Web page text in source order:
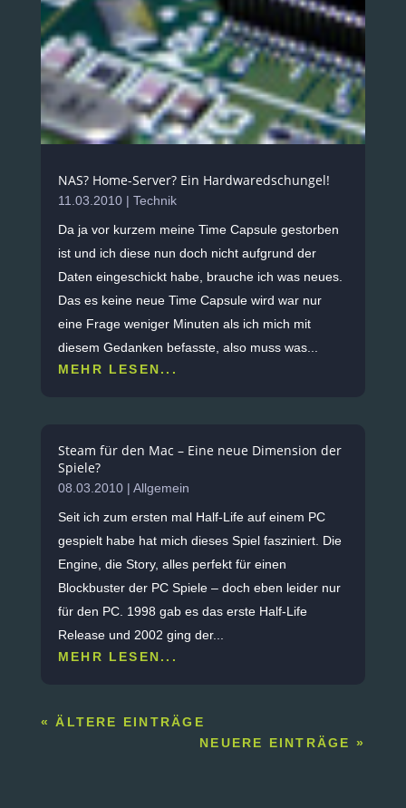
NAS? Home-Server? Ein Hardwaredschungel!
11.03.2010| Technik
Da ja vor kurzem meine Time Capsule gestorben
ist und ich diese nun doch nicht aufgrund der
Daten eingeschickt habe, brauche ich was neues.
Das es keine neue Time Capsule wird war nur
eine Frage weniger Minuten als ich mich mit
diesem Gedanken befasste, also muss was...
MEHR LESEN...
Steam für den Mac – Eine neue Dimension der
Spiele?
08.03.2010| Allgemein
Seit ich zum ersten mal Half-Life auf einem PC
gespielt habe hat mich dieses Spiel fasziniert. Die
Engine, die Story, alles perfekt für einen
Blockbuster der PC Spiele – doch eben leider nur
für den PC. 1998 gab es das erste Half-Life
Release und 2002 ging der...
MEHR LESEN...
« ÄLTERE EINTRÄGE
NEUERE EINTRÄGE »